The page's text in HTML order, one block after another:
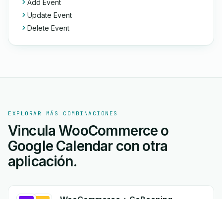
Add Event
Update Event
Delete Event
EXPLORAR MÁS COMBINACIONES
Vincula WooCommerce o
Google Calendar con otra
aplicación.